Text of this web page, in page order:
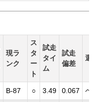
現ラ
ンク
ス
タ
ー
ト
試走
タイ
ム
試走
偏差
選
B-87 ○ 3.49 0.067 ペ